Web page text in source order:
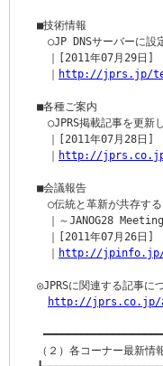
■技術情報
○JP DNSサーバーに設
｜[2011年07月29日]
http://jprs.jp/
■各種ご案内
○JPRS掲載記事を更新
｜[2011年07月28日]
http://
■会議報告
○伝統と革新が共存する
｜～JANOG28
｜[2011年07月26日]
http://jpinfo.jp/
◎JPRSに関連する記事に
http://
（２）各コーナー最新情